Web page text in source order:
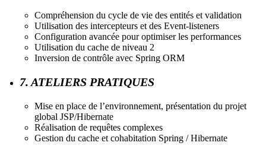
Compréhension du cycle de vie des entités et validation
Utilisation des intercepteurs et des Event-listeners
Configuration avancée pour optimiser les performances
Utilisation du cache de niveau 2
Inversion de contrôle avec Spring ORM
7. ATELIERS PRATIQUES
Mise en place de l’environnement, présentation du projet
global JSP/Hibernate
Réalisation de requêtes complexes
Gestion du cache et cohabitation Spring / Hibernate